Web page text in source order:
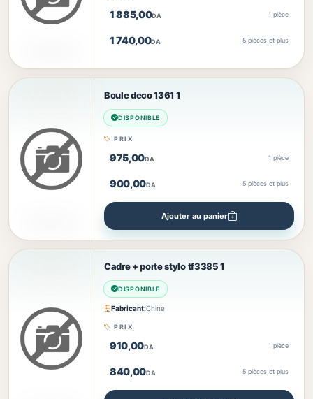
1 885,00DA 1 pièce
1 740,00DA 5 pièces et plus
Boule deco 1361 1
DISPONIBLE
PRIX
975,00DA 1 pièce
900,00DA 5 pièces et plus
Ajouter au panier
Cadre + porte stylo tf3385 1
DISPONIBLE
Fabricant:Chine
PRIX
910,00DA 1 pièce
840,00DA 5 pièces et plus